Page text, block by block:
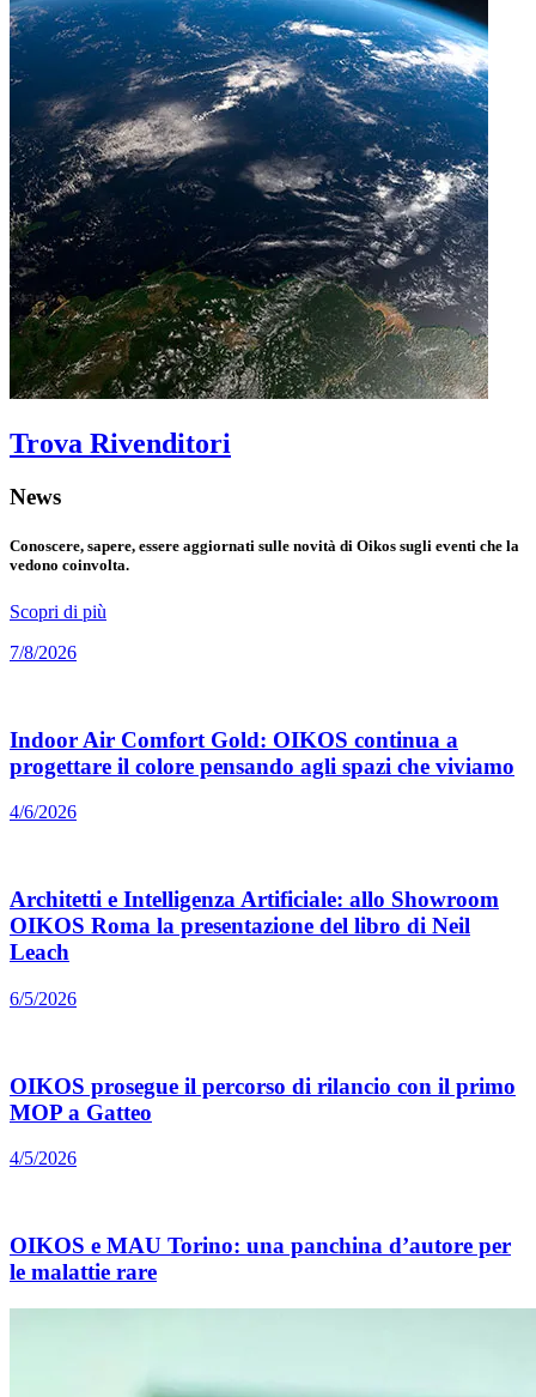
Trova Rivenditori
News
Conoscere, sapere, essere aggiornati sulle novità di Oikos sugli eventi che la
vedono coinvolta.
Scopri di più
7/8/2026
Indoor Air Comfort Gold: OIKOS continua a
progettare il colore pensando agli spazi che viviamo
4/6/2026
Architetti e Intelligenza Artificiale: allo Showroom
OIKOS Roma la presentazione del libro di Neil
Leach
6/5/2026
OIKOS prosegue il percorso di rilancio con il primo
MOP a Gatteo
4/5/2026
OIKOS e MAU Torino: una panchina d’autore per
le malattie rare